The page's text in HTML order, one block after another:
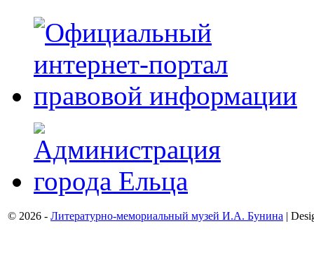
© 2026 - Литературно-мемориальный музей И.А. Бунина |